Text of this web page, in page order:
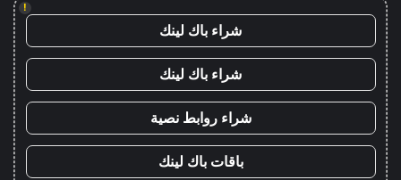
!
شراء باك لينك
شراء باك لينك
شراء روابط نصية
باقات باك لينك